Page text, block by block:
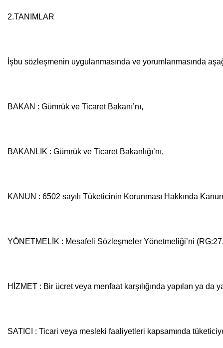
2.TANIMLAR
İşbu sözleşmenin uygulanmasında ve yorumlanmasında
BAKAN : Gümrük ve Ticaret Bakanı’nı,
BAKANLIK : Gümrük ve Ticaret Bakanlığı’nı,
KANUN : 6502 sayılı Tüketicinin Korunması Hakkında
YÖNETMELİK : Mesafeli Sözleşmeler Yönetmeliği’ni
HİZMET : Bir ücret veya menfaat karşılığında yapılan ya
SATICI : Ticari veya mesleki faaliyetleri kapsamında